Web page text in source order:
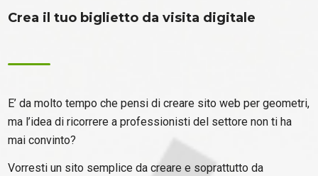
Crea il tuo biglietto da visita digitale
E’ da molto tempo che pensi di creare sito web per geometri,
ma l’idea di ricorrere a professionisti del settore non ti ha
mai convinto?
Vorresti un sito semplice da creare e soprattutto da